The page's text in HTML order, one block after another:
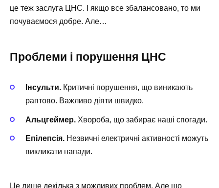
це теж заслуга ЦНС. І якщо все збалансовано, то ми
почуваємося добре. Але…
Проблеми і порушення ЦНС
Інсульти. Критичні порушення, що виникають
раптово. Важливо діяти швидко.
Альцгеймер. Хвороба, що забирає наші спогади.
Епілепсія. Незвичні електричні активності можуть
викликати напади.
Це лише декілька з можливих проблем. Але що